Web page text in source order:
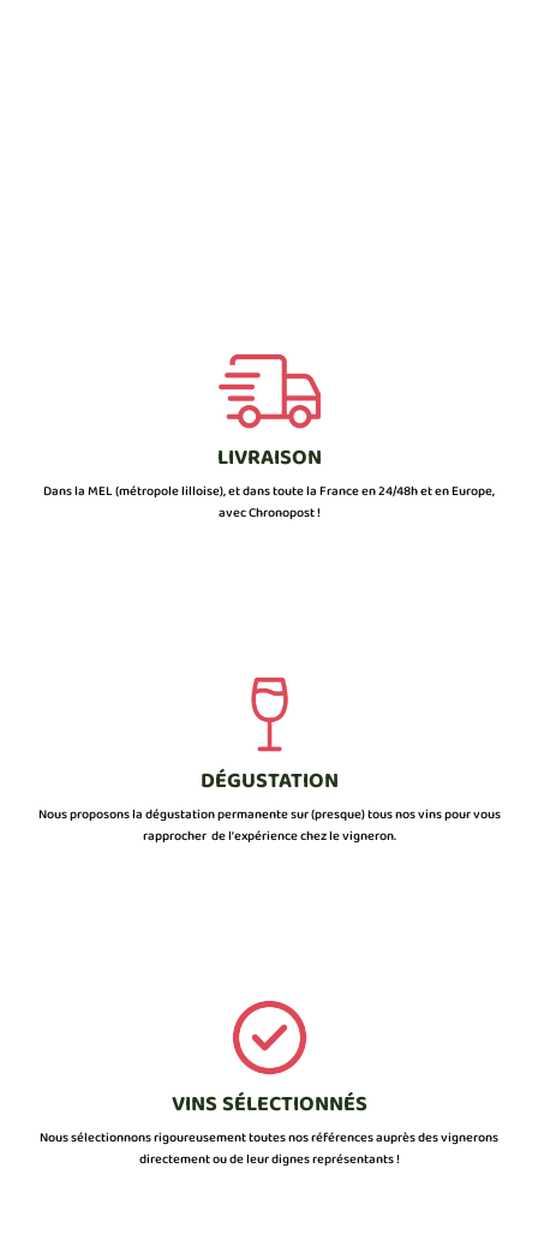
LIVRAISON
Dans la MEL (métropole lilloise), et dans toute la France en 24/48h et en Europe,
avec Chronopost !
DÉGUSTATION
Nous proposons la dégustation permanente sur (presque) tous nos vins pour vous
rapprocher de l’expérience chez le vigneron.
VINS SÉLECTIONNÉS
Nous sélectionnons rigoureusement toutes nos références auprès des vignerons
directement ou de leur dignes représentants !